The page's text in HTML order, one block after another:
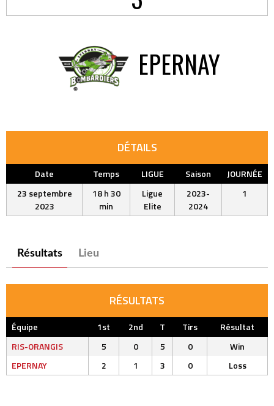
EPERNAY
DÉTAILS
Date Temps LIGUE Saison
JOURNÉE
23 septembre
2023
18 h 30
min
Ligue
Elite
2023-
2024
1
Résultats Lieu
RÉSULTATS
Équipe 1st 2nd T Tirs
Résultat
RIS-ORANGIS
5 0 5 0
Win
EPERNAY
2 1 3 0 Loss